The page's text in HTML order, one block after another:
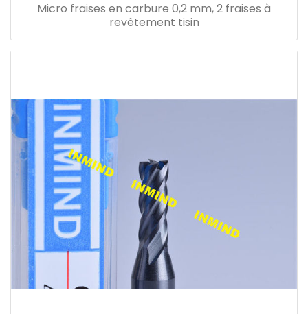
Micro fraises en carbure 0,2 mm, 2 fraises à
revêtement tisin